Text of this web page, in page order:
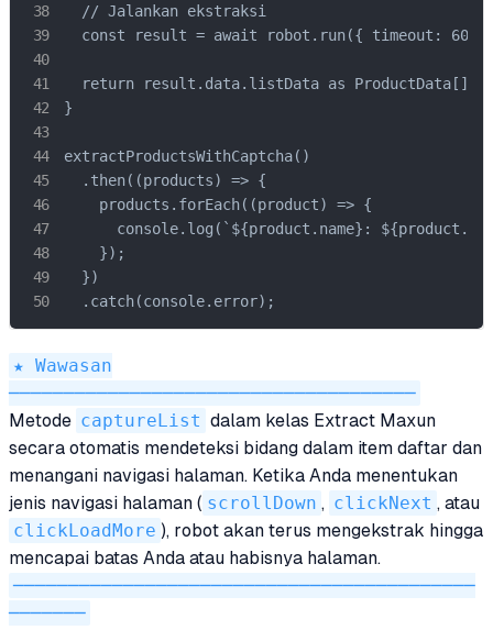
  // Jalankan ekstraksi
const result = await robot.run({ timeout:
  return result.data.listData as ProductData[];
}
extractProductsWithCaptcha()
  .then((products) => {
    products.forEach((product) => {
console.log(`${product.name}:
    });
  })
  .catch(console.error);
★ Wawasan
─────────────────────────────────────
Metode captureList dalam kelas Extract Maxun
secara otomatis mendeteksi bidang dalam item daftar dan
menangani navigasi halaman. Ketika Anda menentukan
jenis navigasi halaman ( scrollDown , clickNext , atau
clickLoadMore ), robot akan terus mengekstrak hingga
mencapai batas Anda atau habisnya halaman.
──────────────────────────────────────────
───────